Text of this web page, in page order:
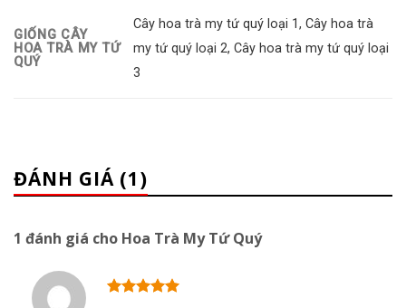
GIỐNG CÂY
HOA TRÀ MY TỨ
QUÝ
Cây hoa trà my tứ quý loại 1, Cây hoa trà
my tứ quý loại 2, Cây hoa trà my tứ quý loại
3
ĐÁNH GIÁ (1)
1 đánh giá cho Hoa Trà My Tứ Quý